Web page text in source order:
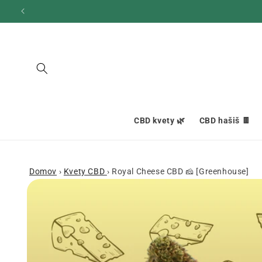
a prejsť
na obsah
CBD kvety 🌿 CBD hašiš 🍫
Domov › Kvety CBD › Royal Cheese CBD 🧀 [Greenhouse]
Prejsť na